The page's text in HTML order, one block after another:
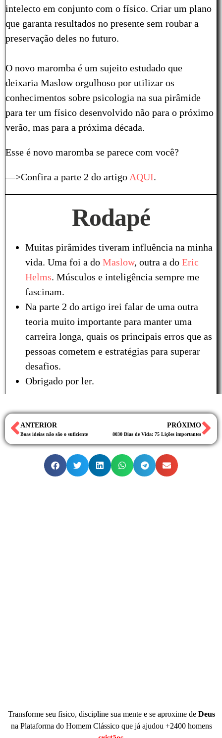
intelecto em conjunto com o físico. Criar um plano
que garanta resultados no presente sem roubar a
preservação deles no futuro.
O novo maromba é um sujeito estudado que
deixaria Maslow orgulhoso por utilizar os
conhecimentos sobre psicologia na sua pirâmide
para ter um físico desenvolvido não para o próximo
verão, mas para a próxima década.
Esse é novo maromba se parece com você?
—>Confira a parte 2 do artigoAQUI.
Rodapé
Muitas pirâmides tiveram influência na minha
vida. Uma foi a do Maslow, outra a do Eric
Helms. Músculos e inteligência sempre me
fascinam.
Na parte 2 do artigo irei falar de uma outra
teoria muito importante para manter uma
carreira longa, quais os principais erros que as
pessoas cometem e estratégias para superar
desafios.
Obrigado por ler.
ANTERIOR
Boas ideias não são o suficiente
PRÓXIMO
8030 Dias de Vida: 75 Lições importantes
Transforme seu físico, discipline sua mente e se aproxime de Deus
na Plataforma do Homem Clássico que já ajudou +2400 homens